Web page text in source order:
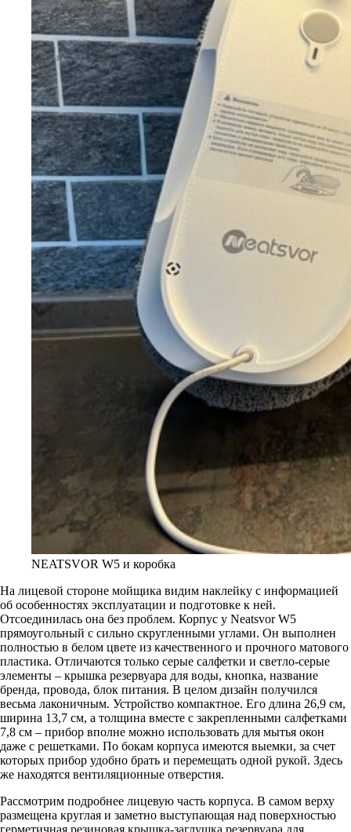
NEATSVOR W5 и коробка
На лицевой стороне мойщика видим наклейку с информацией
об особенностях эксплуатации и подготовке к ней.
Отсоединилась она без проблем. Корпус у Neatsvor W5
прямоугольный с сильно скругленными углами. Он выполнен
полностью в белом цвете из качественного и прочного матового
пластика. Отличаются только серые салфетки и светло-серые
элементы – крышка резервуара для воды, кнопка, название
бренда, провода, блок питания. В целом дизайн получился
весьма лаконичным. Устройство компактное. Его длина 26,9 см,
ширина 13,7 см, а толщина вместе с закрепленными салфетками
7,8 см – прибор вполне можно использовать для мытья окон
даже с решетками. По бокам корпуса имеются выемки, за счет
которых прибор удобно брать и перемещать одной рукой. Здесь
же находятся вентиляционные отверстия.
Рассмотрим подробнее лицевую часть корпуса. В самом верху
размещена круглая и заметно выступающая над поверхностью
герметичная резиновая крышка-заглушка резервуара для